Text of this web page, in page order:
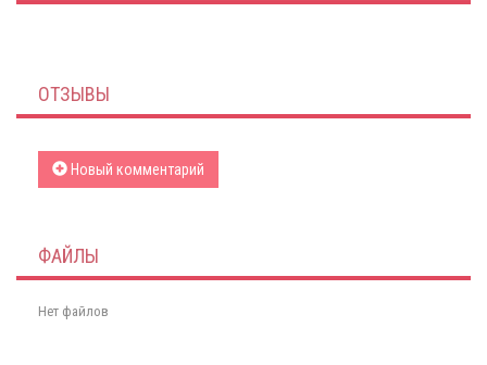
ОТЗЫВЫ
Новый комментарий
ФАЙЛЫ
Нет файлов